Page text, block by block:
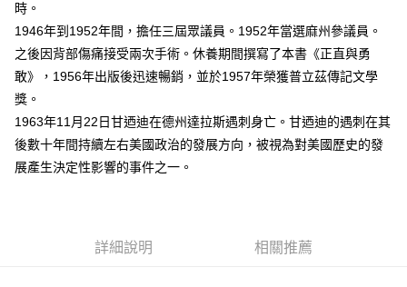
時。
1946年到1952年間，擔任三屆眾議員。1952年當選麻州參議員。
之後因背部傷痛接受兩次手術。休養期間撰寫了本書《正直與勇
敢》，1956年出版後迅速暢銷，並於1957年榮獲普立茲傳記文學
獎。
1963年11月22日甘迺迪在德州達拉斯遇刺身亡。甘迺迪的遇刺在其
後數十年間持續左右美國政治的發展方向，被視為對美國歷史的發
展產生決定性影響的事件之一。
詳細說明 相關推薦